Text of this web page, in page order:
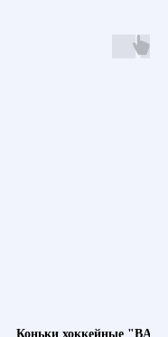
Коньки хоккейные